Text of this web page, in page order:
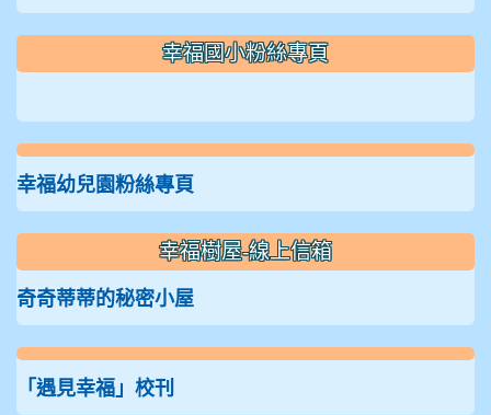
::: 幸福國小粉絲專頁
幸福幼兒園粉絲專頁
幸福樹屋-線上信箱
奇奇蒂蒂的秘密小屋
「遇見幸福」校刊